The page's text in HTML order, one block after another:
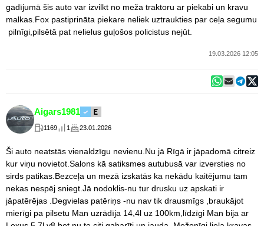
gadījumā šis auto var izvilkt no meža traktoru ar piekabi un kravu
malkas.Fox pastiprināta piekare neliek uztraukties par ceļa segumu
pilnīgi,pilsētā pat nelielus guļošos policistus nejūt.
19.03.2026 12:05
Aigars1981
1169 1 23.01.2026
Ši auto neatstās vienaldzīgu nevienu.Nu jā Rīgā ir jāpadomā citreiz
kur viņu novietot.Salons kā satiksmes autubusā var izversties no
sirds patikas.Bezceļa un mezā izskatās ka nekādu kaitējumu tam
nekas nespēj sniegt.Jā nodoklis-nu tur drusku uz apskati ir
jāpatērējas .Degvielas patēriņs -nu nav tik drausmīgs ,braukājot
mierīgi pa pilsetu Man uzrādīja 14,4l uz 100km,līdzīgi Man bija ar